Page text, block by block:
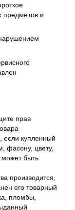
предметов и
прав
если купленный
фасону, цвету,
быть
производится,
его товарный
пломбы,